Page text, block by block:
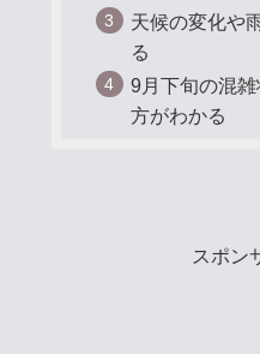
天候の変化や
る
9月下旬の混
方がわかる
スポン